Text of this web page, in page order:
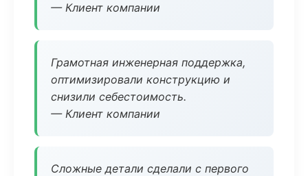
— Клиент компании
Грамотная инженерная поддержка,
оптимизировали конструкцию и
снизили себестоимость.
— Клиент компании
Сложные детали сделали с первого